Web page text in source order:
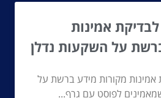
לבדיקת אמינות
על השקעות נדלן
אמינות מקורות מידע ברשת על
לפוסט עם גרף...